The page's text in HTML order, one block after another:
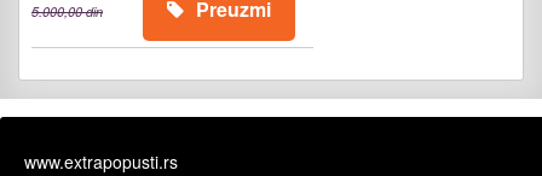
5.000,00 din Preuzmi
www.extrapopusti.rs